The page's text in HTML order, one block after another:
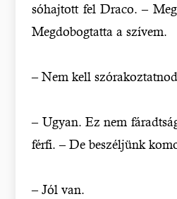
sóhajtott fel Draco. –
Megdobogtatta a szívem.
– Nem kell
– Ugyan. Ez nem
férfi. – De beszéljünk
– Jól van.